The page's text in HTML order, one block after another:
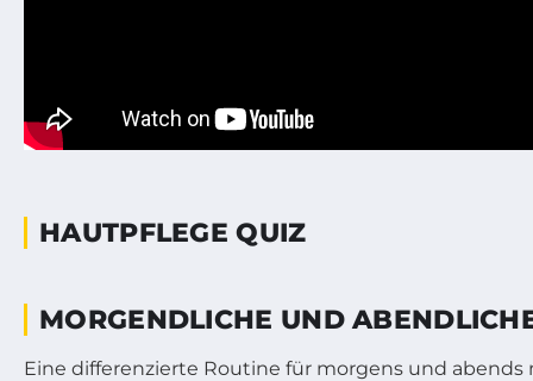
HAUTPFLEGE QUIZ
MORGENDLICHE UND
Eine differenzierte Routine für morgens und